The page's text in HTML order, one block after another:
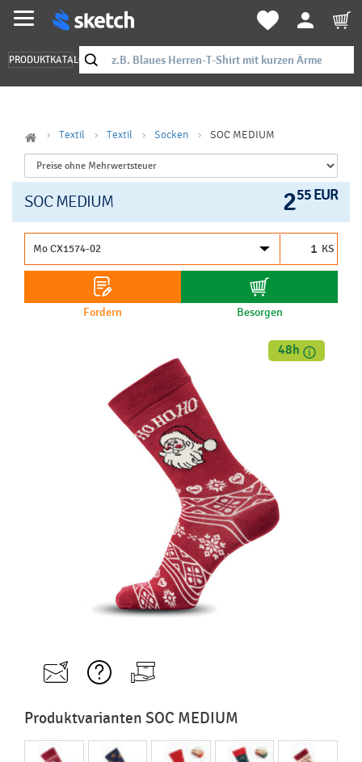
PRODUKTKATALOG
Textil Textil Socken SOC MEDIUM
SOC MEDIUM 255 EUR
KS
Fordern Besorgen
48h
Produktvarianten SOC MEDIUM